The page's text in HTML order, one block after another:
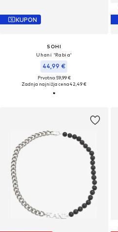
KUPON
SOHI
Uhani 'Rabia'
44,99 €
Prvotno: 59,99 €
Zadnja najnižja cena42,49 €